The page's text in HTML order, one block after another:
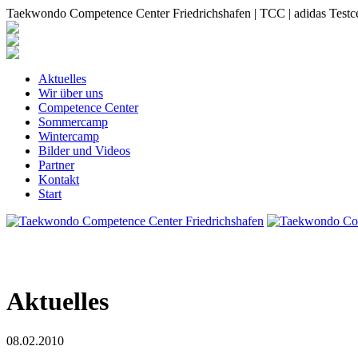
Taekwondo Competence Center Friedrichshafen | TCC | adidas
Aktuelles
Wir über uns
Competence Center
Sommercamp
Wintercamp
Bilder und Videos
Partner
Kontakt
Start
Aktuelles
08.02.2010